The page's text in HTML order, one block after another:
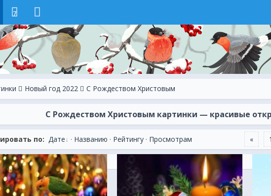
7
Новый год 2022 C Рождеством Христовым
C Рождеством Христовым картинки — красивые
по: Дате · Названию · Рейтингу · Просмотрам « 1